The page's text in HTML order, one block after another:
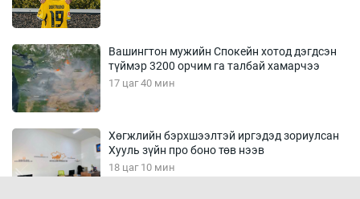
Вашингтон мужийн Спокейн хотод дэгдсэн
түймэр 3200 орчим га талбай хамарчээ
17 цаг 40 мин
Хөгжлийн бэрхшээлтэй иргэдэд зориулсан
Хууль зүйн про боно төв нээв
18 цаг 10 мин